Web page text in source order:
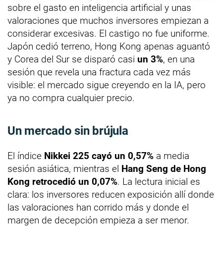
sobre el gasto en inteligencia artificial y unas
valoraciones que muchos inversores empiezan a
considerar excesivas. El castigo no fue uniforme.
Japón cedió terreno, Hong Kong apenas aguantó
y Corea del Sur se disparó casi un 3%, en una
sesión que revela una fractura cada vez más
visible: el mercado sigue creyendo en la IA, pero
ya no compra cualquier precio.
Un mercado sin brújula
El índice Nikkei 225 cayó un 0,57% a media
sesión asiática, mientras el Hang Seng de Hong
Kong retrocedió un 0,07%. La lectura inicial es
clara: los inversores reducen exposición allí donde
las valoraciones han corrido más y donde el
margen de decepción empieza a ser menor.